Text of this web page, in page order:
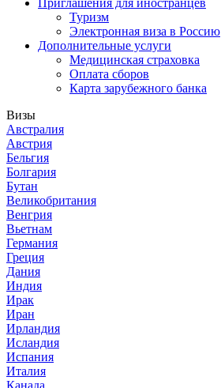
Приглашения для иностранцев
Туризм
Электронная виза в Россию
Дополнительные услуги
Медицинская страховка
Оплата сборов
Карта зарубежного банка
Визы
Австралия
Австрия
Бельгия
Болгария
Бутан
Великобритания
Венгрия
Вьетнам
Германия
Греция
Дания
Индия
Ирак
Иран
Ирландия
Исландия
Испания
Италия
Канада